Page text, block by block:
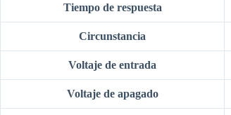
Tiempo de respuesta
Circunstancia
Voltaje de entrada
Voltaje de apagado